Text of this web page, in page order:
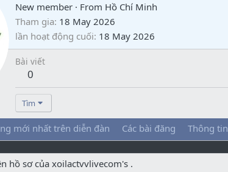
New member · From Hồ Chí Minh
Tham gia 18 May 2026
lần hoạt động cuối 18 May 2026
Bài viết
0
Tìm
mới nhất trên diễn đàn Các bài đăng Thông tin
hồ sơ của xoilactvvlivecom's .